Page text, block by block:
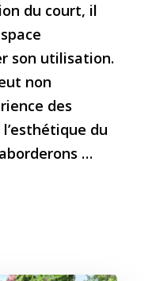
du court, il
son utilisation.
non
des
du
…